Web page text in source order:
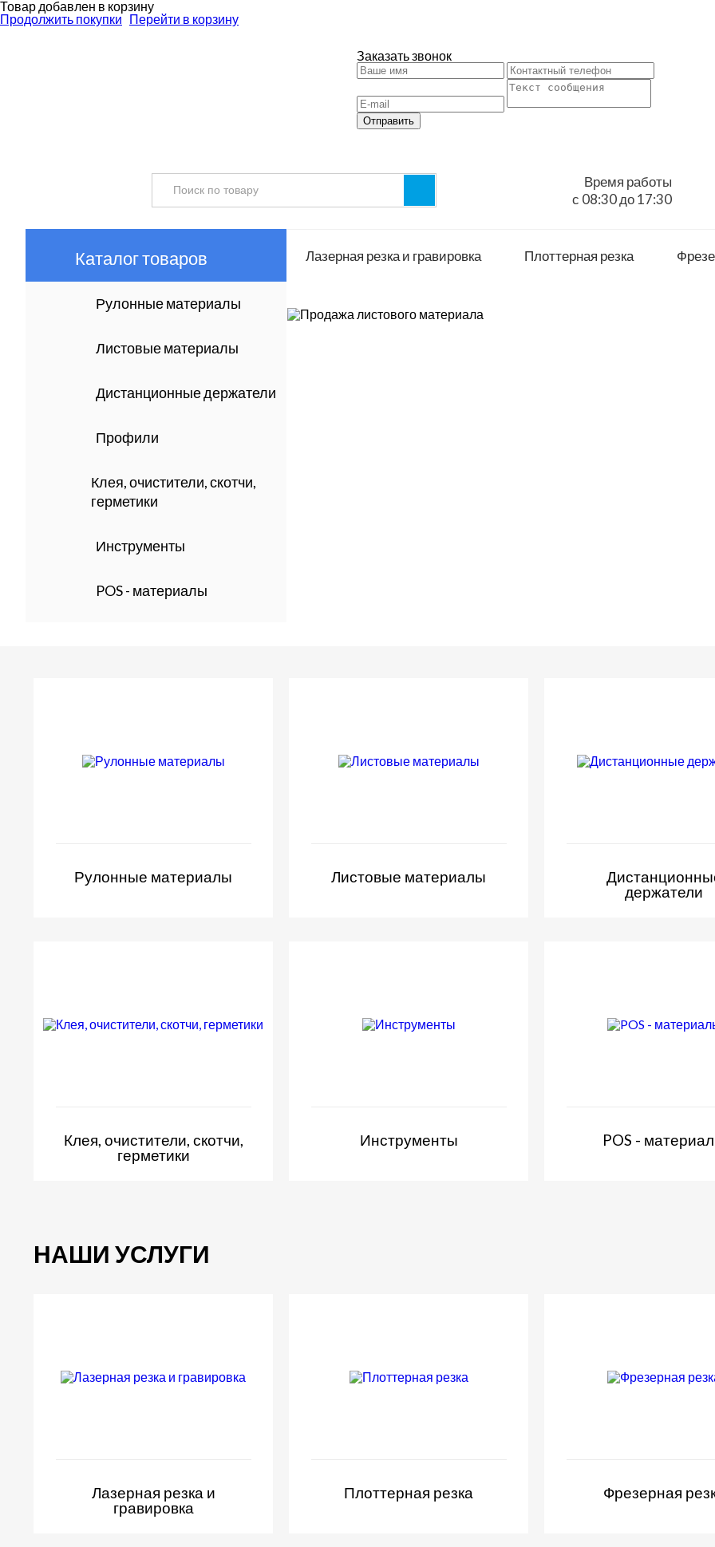
Товар добавлен в корзину
Продолжить покупки Перейти в корзину
Заказать звонок
Отправить
Время работы
с 08:30 до 17:30
Каталог товаров
Рулонные материалы
Листовые материалы
Дистанционные держатели
Профили
Клея, очистители, скотчи,
герметики
Инструменты
POS - материалы
Лазерная резка и гравировка Плоттерная резка
Рулонные материалы Листовые материалы
держатели
Клея, очистители, скотчи,
герметики
Инструменты POS -
НАШИ УСЛУГИ
Лазерная резка и
гравировка
Плоттерная резка Фрезерная